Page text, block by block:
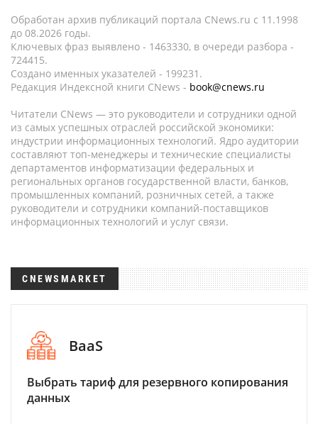
Обработан архив публикаций портала CNews.ru c 11.1998
до 08.2026 годы.
Ключевых фраз выявлено - 1463330, в очереди разбора -
724415.
Создано именных указателей - 199231.
Редакция Индексной книги CNews - book@cnews.ru
Читатели CNews — это руководители и сотрудники одной
из самых успешных отраслей российской экономики:
индустрии информационных технологий. Ядро аудитории
составляют топ-менеджеры и технические специалисты
департаментов информатизации федеральных и
региональных органов государственной власти, банков,
промышленных компаний, розничных сетей, а также
руководители и сотрудники компаний-поставщиков
информационных технологий и услуг связи.
CNEWSMARKET
BaaS
Выбрать тариф для резервного копирования
данных